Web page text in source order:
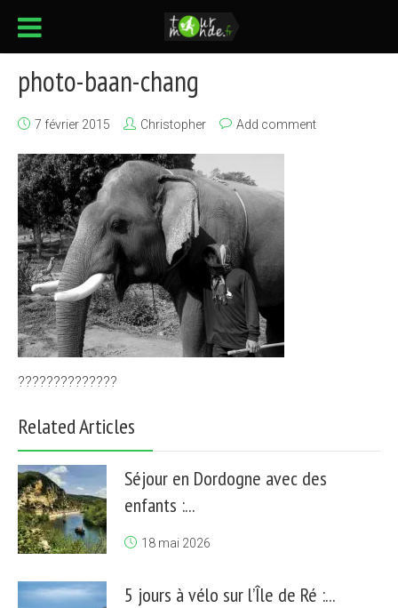
photo-baan-chang
7 février 2015 Christopher Add comment
??????????????
Related Articles
Séjour en Dordogne avec des
enfants :...
18 mai 2026
5 jours à vélo sur l’Île de Ré :...